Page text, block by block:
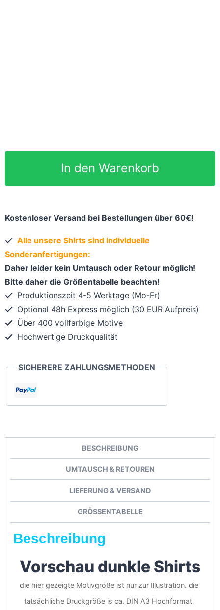
In den Warenkorb
Kostenloser Versand bei Bestellungen über 60€!
Alle unsere Shirts sind individuelle
Sonderanfertigungen:
Daher leider kein Umtausch oder Retour möglich!
Bitte daher die Größentabelle beachten!
Produktionszeit 4-5 Werktage (Mo-Fr)
Optional 48h Express möglich (30 EUR Aufpreis)
Über 400 vollfarbige Motive
Hochwertige Druckqualität
SICHERERE ZAHLUNGSMETHODEN
BESCHREIBUNG
UMTAUSCH & RETOUREN
LIEFERUNG & VERSAND
GRÖSSENTABELLE
Beschreibung
Vorschau dunkle Shirts